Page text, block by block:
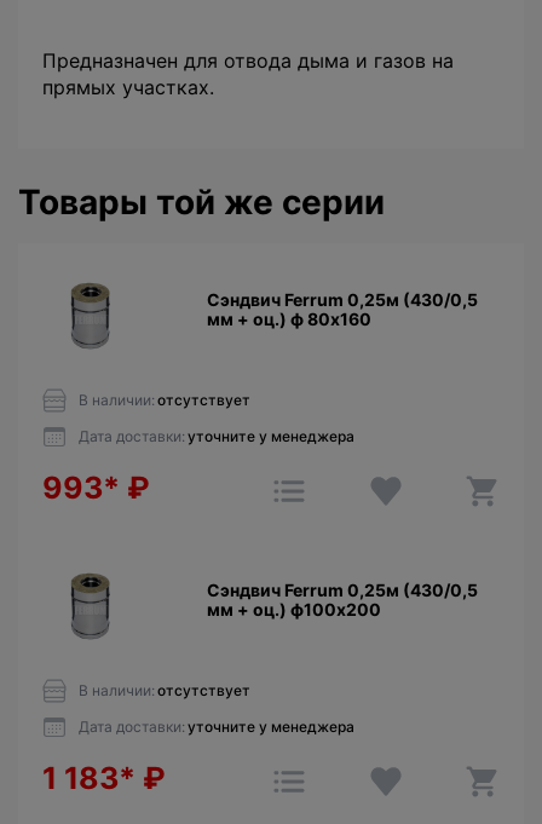
Предназначен для отвода дыма и газов на
прямых участках.
Товары той же серии
Сэндвич Ferrum 0,25м (430/0,5
мм + оц.) ф 80х160
В наличии: отсутствует
Дата доставки: уточните у менеджера
993* ₽
Сэндвич Ferrum 0,25м (430/0,5
мм + оц.) ф100х200
В наличии: отсутствует
Дата доставки: уточните у менеджера
1 183* ₽